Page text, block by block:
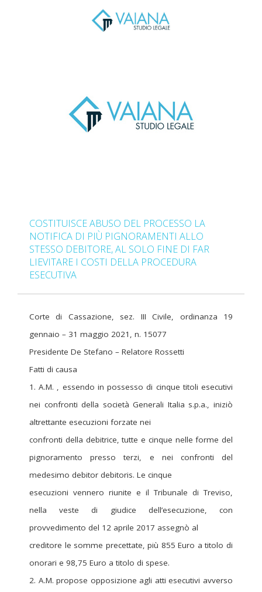
COSTITUISCE ABUSO DEL PROCESSO LA
NOTIFICA DI PIÙ PIGNORAMENTI ALLO
STESSO DEBITORE, AL SOLO FINE DI FAR
LIEVITARE I COSTI DELLA PROCEDURA
ESECUTIVA
Corte di Cassazione, sez. III Civile, ordinanza 19
gennaio – 31 maggio 2021, n. 15077
Presidente De Stefano – Relatore Rossetti
Fatti di causa
1. A.M. , essendo in possesso di cinque titoli esecutivi
nei confronti della società Generali Italia s.p.a., iniziò
altrettante esecuzioni forzate nei
confronti della debitrice, tutte e cinque nelle forme del
pignoramento presso terzi, e nei confronti del
medesimo debitor debitoris. Le cinque
esecuzioni vennero riunite e il Tribunale di Treviso,
nella veste di giudice dell’esecuzione, con
provvedimento del 12 aprile 2017 assegnò al
creditore le somme precettate, più 855 Euro a titolo di
onorari e 98,75 Euro a titolo di spese.
2. A.M. propose opposizione agli atti esecutivi avverso